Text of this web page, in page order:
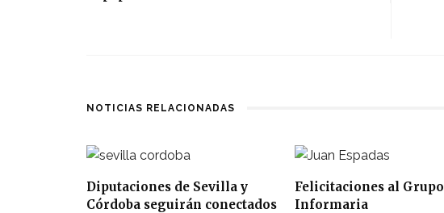
NOTICIAS RELACIONADAS
Diputaciones de Sevilla y
Córdoba seguirán conectados
Felicitaciones al Grupo
Informaria